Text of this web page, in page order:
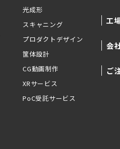
光成形
スキャニング
プロダクトデザイン
筐体設計
CG動画制作
XRサービス
PoC受託サービス
工
会
ご